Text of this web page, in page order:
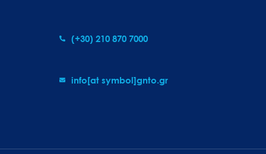
(+30) 210 870 7000
info[at symbol]gnto.gr